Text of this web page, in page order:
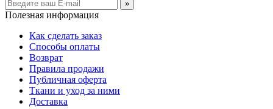
»
Полезная информация
Как сделать заказ
Способы оплаты
Возврат
Правила продажи
Публичная оферта
Ткани и уход за ними
Доставка